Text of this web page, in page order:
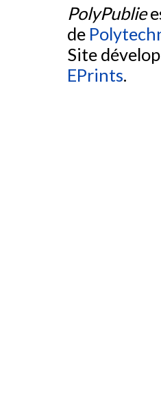
PolyPublie
de
Site
EPrints.